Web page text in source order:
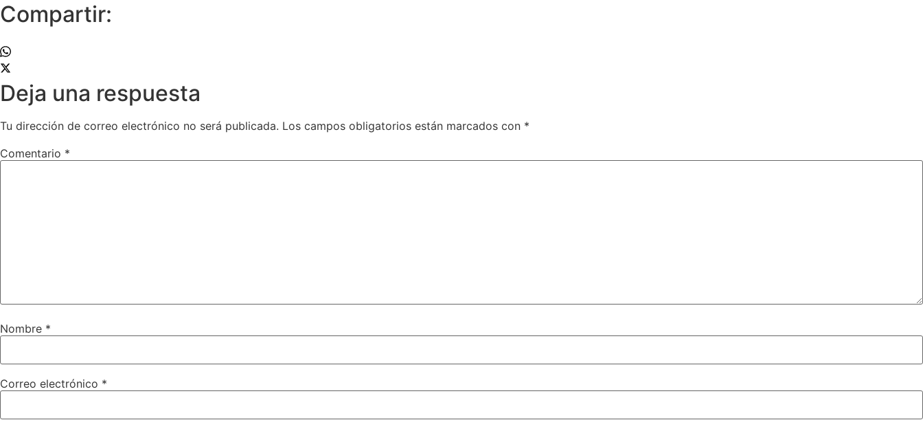
Compartir:
Deja una respuesta
Tu dirección de correo electrónico no será publicada. Los campos obligatorios están marcados con *
Comentario *
Nombre *
Correo electrónico *